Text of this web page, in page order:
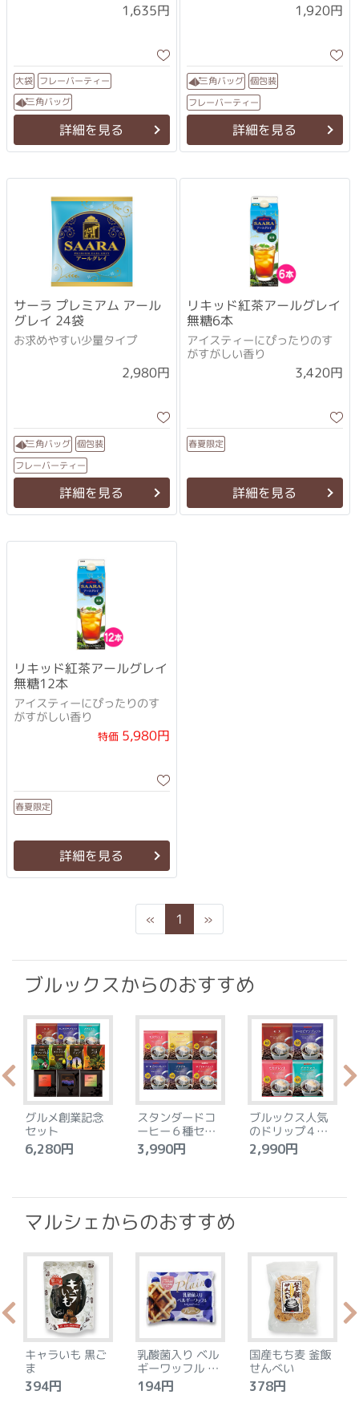
1,635円
大袋 フレーバーティー
三角バッグ
詳細を見る
1,920円
三角バッグ 個包装
フレーバーティー
詳細を見る
サーラ プレミアム アール
グレイ 24袋
お求めやすい少量タイプ
2,980円
三角バッグ 個包装
フレーバーティー
詳細を見る
リキッド紅茶アールグレイ
無糖6本
アイスティーにぴったりのす
がすがしい香り
3,420円
春夏限定
詳細を見る
リキッド紅茶アールグレイ
無糖12本
アイスティーにぴったりのす
がすがしい香り
特価5,980円
春夏限定
詳細を見る
« Previous
1 »Next
ブルックスからのおすすめ
グルメ創業記念
セット
6,280円
スタンダードコ
ーヒー６種セッ
ト
3,990円
ブルックス人気
のドリップ４種
セット
2,990円
マルシェからのおすすめ
キャラいも 黒ご
ま
394円
乳酸菌入り ベル
ギーワッフル プ
レーン
194円
国産もち麦 釜飯
せんべい
378円